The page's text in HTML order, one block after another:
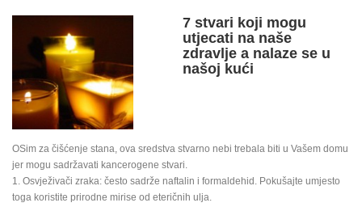
7 stvari koji mogu
utjecati na naše
zdravlje a nalaze se u
našoj kući
OSim za čišćenje stana, ova sredstva stvarno nebi trebala biti u Vašem domu
jer mogu sadržavati kancerogene stvari.
1. Osvježivači zraka: često sadrže naftalin i formaldehid. Pokušajte umjesto
toga koristite prirodne mirise od eteričnih ulja.